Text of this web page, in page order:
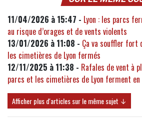
11/04/2026 à 15:47 - Lyon : les parcs
au risque d’orages et de vents violents
13/01/2026 à 11:08 - Ça va souffler fort
les cimetières de Lyon fermés
12/11/2025 à 11:38 - Rafales de vent à
parcs et les cimetières de Lyon ferment en
Afficher plus d'articles sur le même sujet ↓